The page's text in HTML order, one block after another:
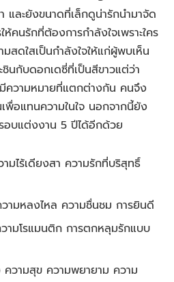
และยังขนาดที่เล็กดูน่ารักนำมาจัด
ห้คนรักที่ต้องการกำลังใจเพราะใคร
สดใสเป็นกำลังใจให้แก่ผู้พบเห็น
นกับดอกเดซี่ที่เป็นสีขาวแต่ว่า
ความหมายที่แตกต่างกัน คนจึง
พื่อแทนความในใจ นอกจากนี้ยัง
อบแต่งงาน 5 ปีได้อีกด้วย
มไร้เดียงสา ความรักที่บริสุทธิ์
มหลงไหล ความชื่นชม การยินดี
มโรแมนติก การตกหลุมรักแบบ
วามสุข ความพยายาม ความ